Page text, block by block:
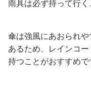
雨具は必ず持って行く
傘は強風にあおられ
あるため、レインコ
持つことがおすすめで